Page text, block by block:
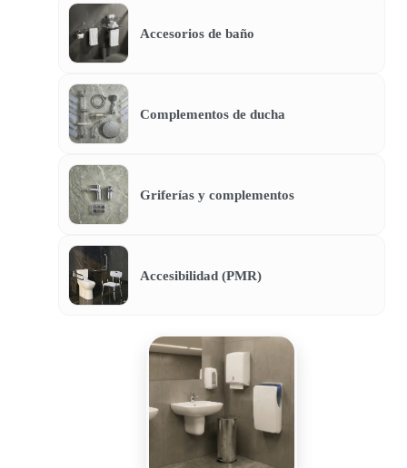
Accesorios de baño
Complementos de ducha
Griferías y complementos
Accesibilidad (PMR)